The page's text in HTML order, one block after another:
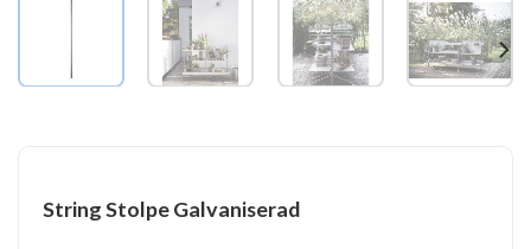
String Stolpe Galvaniserad